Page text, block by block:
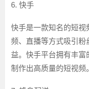
6. 快手
快手是一款知名的短
频、直播等方式吸引
益。快手平台拥有丰
制作出高质量的短视频。